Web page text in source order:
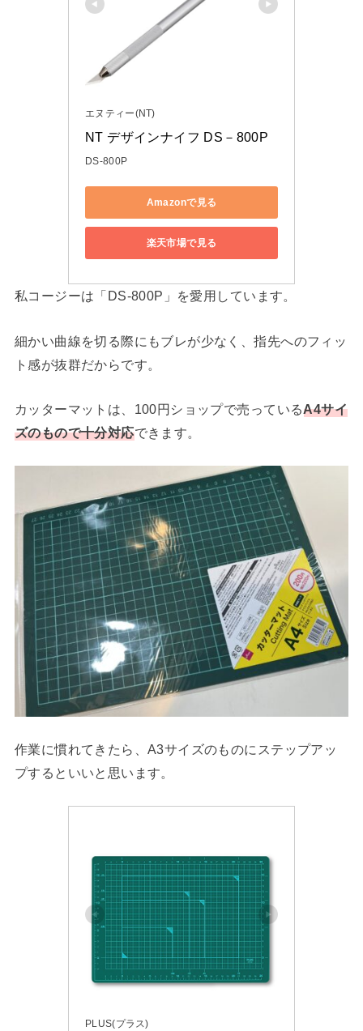
エヌティー(NT)
NT デザインナイフ DS－800P
DS-800P
Amazonで見る
楽天市場で見る
私コージーは「DS-800P」を愛用しています。
細かい曲線を切る際にもブレが少なく、指先へのフィッ
ト感が抜群だからです。
カッターマットは、100円ショップで売っているA4サイ
ズのもので十分対応できます。
作業に慣れてきたら、A3サイズのものにステップアッ
プするといいと思います。
PLUS(プラス)